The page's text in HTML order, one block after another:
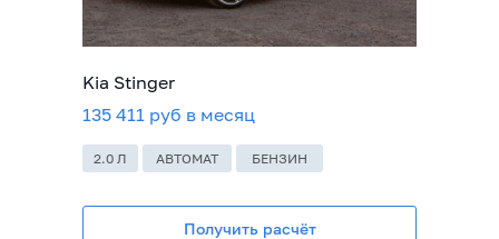
Kia Stinger
135 411 руб в месяц
Получить расчёт
2.0 Л АВТОМАТ БЕНЗИН